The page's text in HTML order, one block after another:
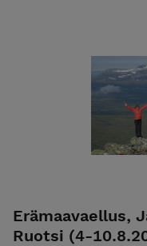
alennuskoodilla
maksamisen jälkeen
myöhemmin
alennuskoodia
mahdollista jos vaelluksen
ehdoista EHDOT
Erämaavaellus,
Ruotsi (4-